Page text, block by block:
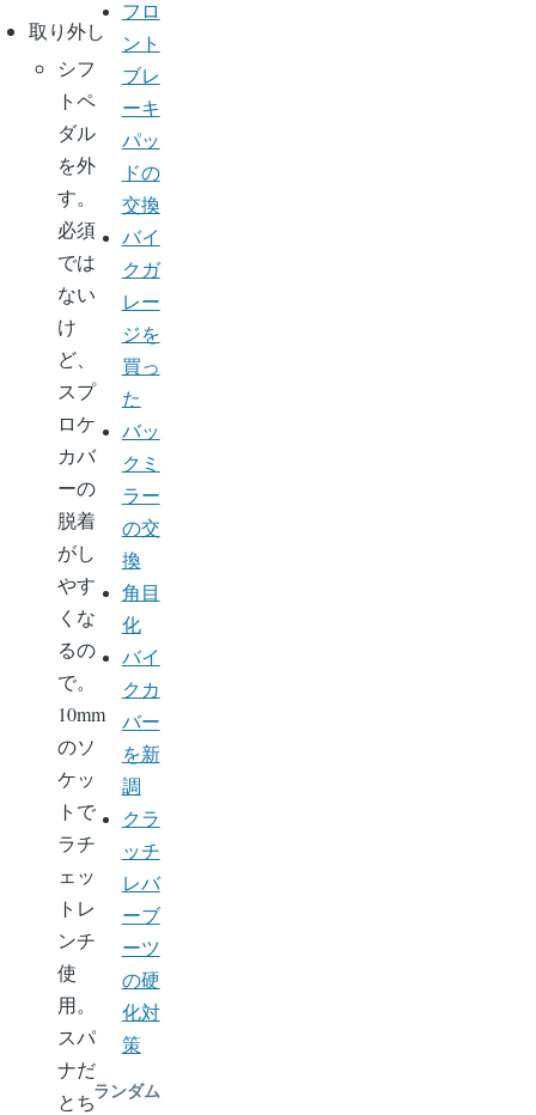
取り外し
シフ
トペ
ダル
を外
す。
必須
では
ない
け
ど、
スプ
ロケ
カバ
ーの
脱着
がし
やす
くな
るの
で。
10mm
のソ
ケッ
トで
ラチ
ェッ
トレ
ンチ
使
用。
スパ
ナだ
とち
フロ
ント
ブレ
ーキ
パッ
ドの
交換
バイ
クガ
レー
ジを
買っ
た
バッ
クミ
ラー
の交
換
角目
化
バイ
クカ
バー
を新
調
クラ
ッチ
レバ
ーブ
ーツ
の硬
化対
策
ランダム